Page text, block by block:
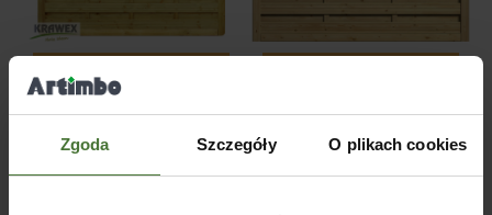
Zgoda Szczegóły O plikach cookies
4 produkty